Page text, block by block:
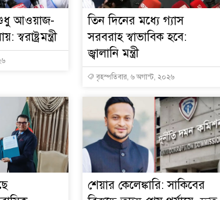
শুধু আওয়াজ-
তিন দিনের মধ্যে গ্যাস
সরবরাহ স্বাভাবিক হবে:
জ্বালানি মন্ত্রী
বৃহস্পতিবার, ৬ অগাস্ট, ২০২৬
শেয়ার কেলেঙ্কারি: সাকিবের